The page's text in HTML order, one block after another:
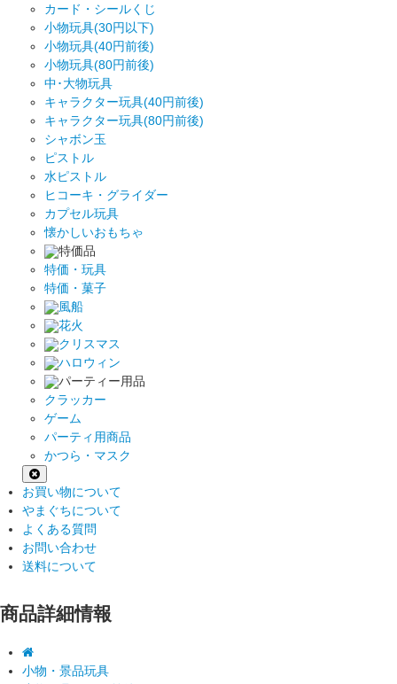
カード・シールくじ
小物玩具(30円以下)
小物玩具(40円前後)
小物玩具(80円前後)
中･大物玩具
キャラクター玩具(40円前後)
キャラクター玩具(80円前後)
シャボン玉
ピストル
水ピストル
ヒコーキ・グライダー
カプセル玩具
懐かしいおもちゃ
特価品
特価・玩具
特価・菓子
風船
花火
クリスマス
ハロウィン
パーティー用品
クラッカー
ゲーム
パーティ用商品
かつら・マスク
お買い物について
やまぐちについて
よくある質問
お問い合わせ
送料について
商品詳細情報
小物・景品玩具